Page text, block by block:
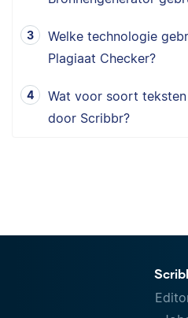
Welke technologie
Plagiaat Checker?
Wat voor soort
door Scribbr?